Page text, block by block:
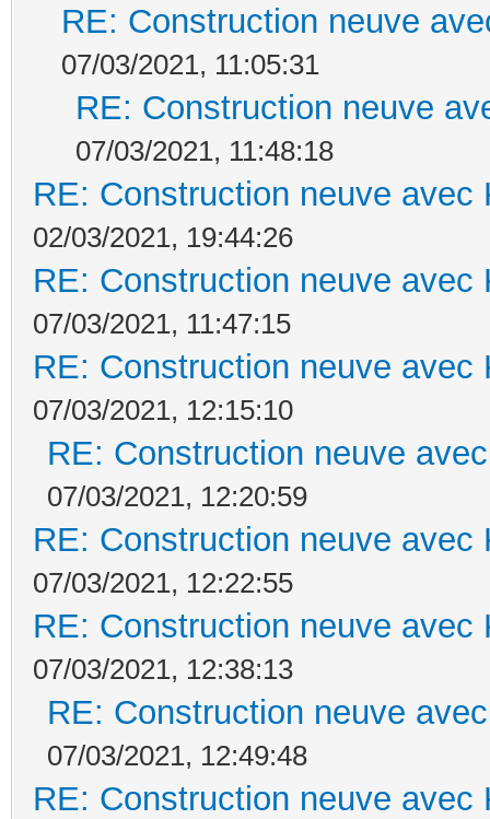
RE: Construction neuve
07/03/2021, 11:05:31
RE: Construction neuve
07/03/2021, 11:48:18
RE: Construction neuve avec
02/03/2021, 19:44:26
RE: Construction neuve avec
07/03/2021, 11:47:15
RE: Construction neuve avec
07/03/2021, 12:15:10
RE: Construction neuve
07/03/2021, 12:20:59
RE: Construction neuve avec
07/03/2021, 12:22:55
RE: Construction neuve avec
07/03/2021, 12:38:13
RE: Construction neuve
07/03/2021, 12:49:48
RE: Construction neuve avec